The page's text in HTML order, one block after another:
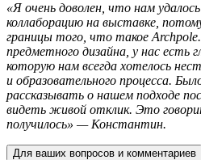
«Я очень доволен, что нам
коллаборацию на выставке,
границы того, что такое
предметного дизайна, у нас есть
которую нам всегда хотелось
и образовательного процесса.
рассказывать о нашем подходе
видеть живой отклик. Это
получилось» — Константин.
Для ваших вопросов и комментариев